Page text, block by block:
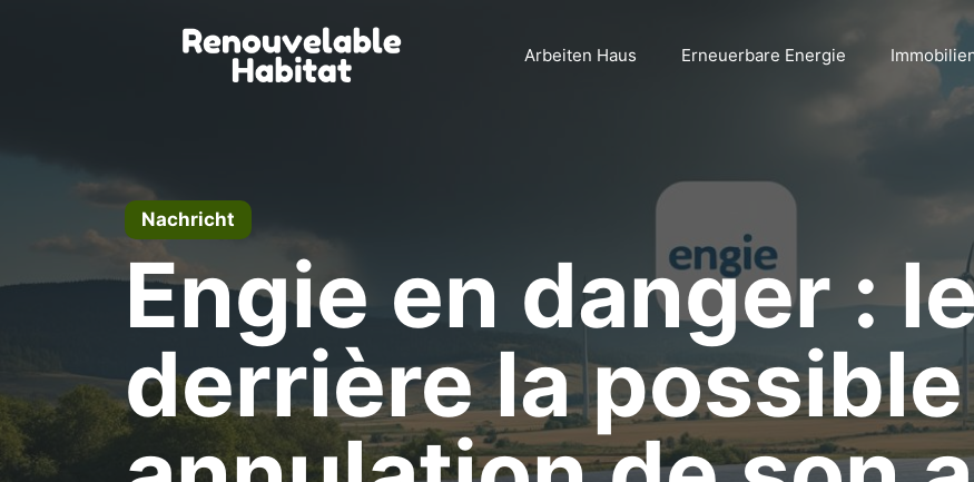
Arbeiten Haus Erneuerbare Energie
Nachricht
Engie en danger :
derrière la possible